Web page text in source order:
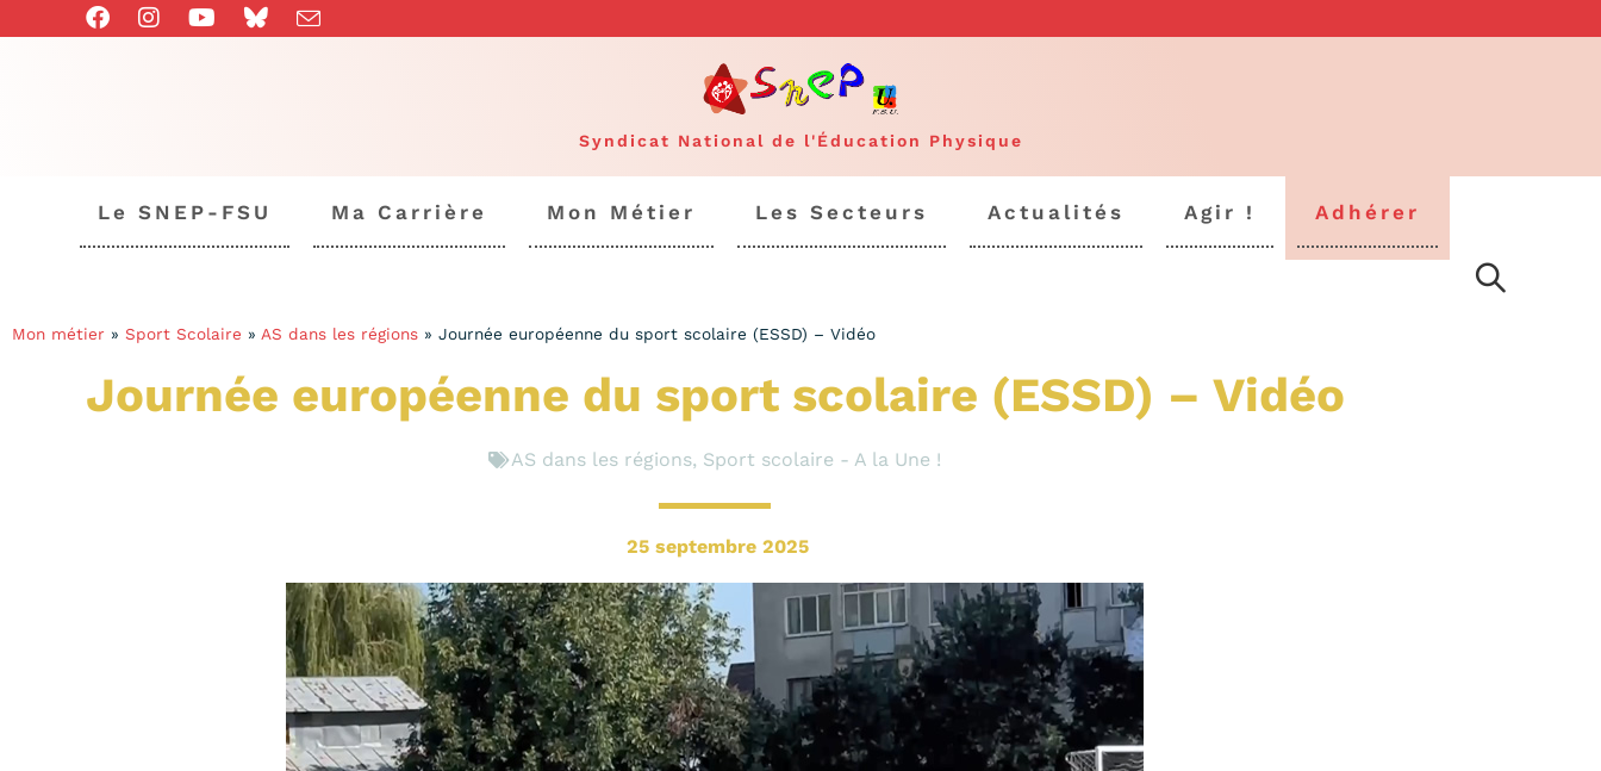
Syndicat National de l'Éducation Physique
Le SNEP-FSU Ma Carrière Mon Métier Les Secteurs Actualités Agir ! Adhérer
Mon métier » Sport Scolaire » AS dans les régions » Journée européenne du sport scolaire (ESSD) – Vidéo
Journée européenne du sport scolaire (ESSD) – Vidéo
AS dans les régions, Sport scolaire - A la Une !
25 septembre 2025